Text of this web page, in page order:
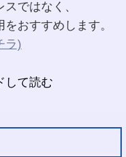
ではなく、
おすすめします。
ラ)